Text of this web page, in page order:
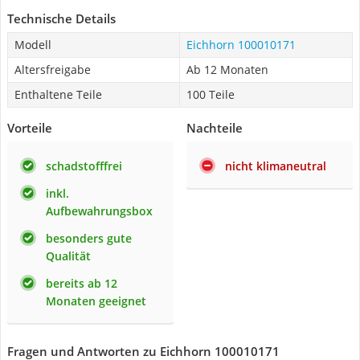
Technische Details
Modell
Eichhorn 100010171
Altersfreigabe
Ab 12 Monaten
Enthaltene Teile
100 Teile
Vorteile
schadstofffrei
inkl.
Aufbewahrungsbox
besonders gute
Qualität
bereits ab 12
Monaten geeignet
Nachteile
nicht klimaneutral
Fragen und Antworten zu Eichhorn 100010171